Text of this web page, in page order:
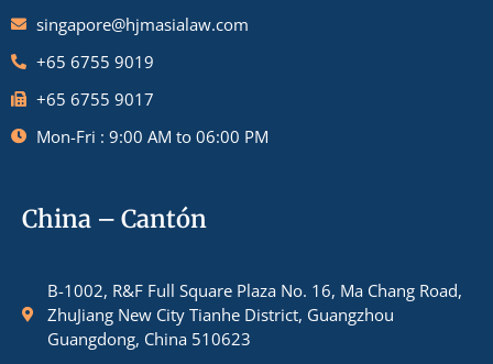
singapore@hjmasialaw.com
+65 6755 9019
+65 6755 9017
Mon-Fri : 9:00 AM to 06:00 PM
China – Cantón
B-1002, R&F Full Square Plaza No. 16, Ma Chang Road,
ZhuJiang New City Tianhe District, Guangzhou
Guangdong, China 510623